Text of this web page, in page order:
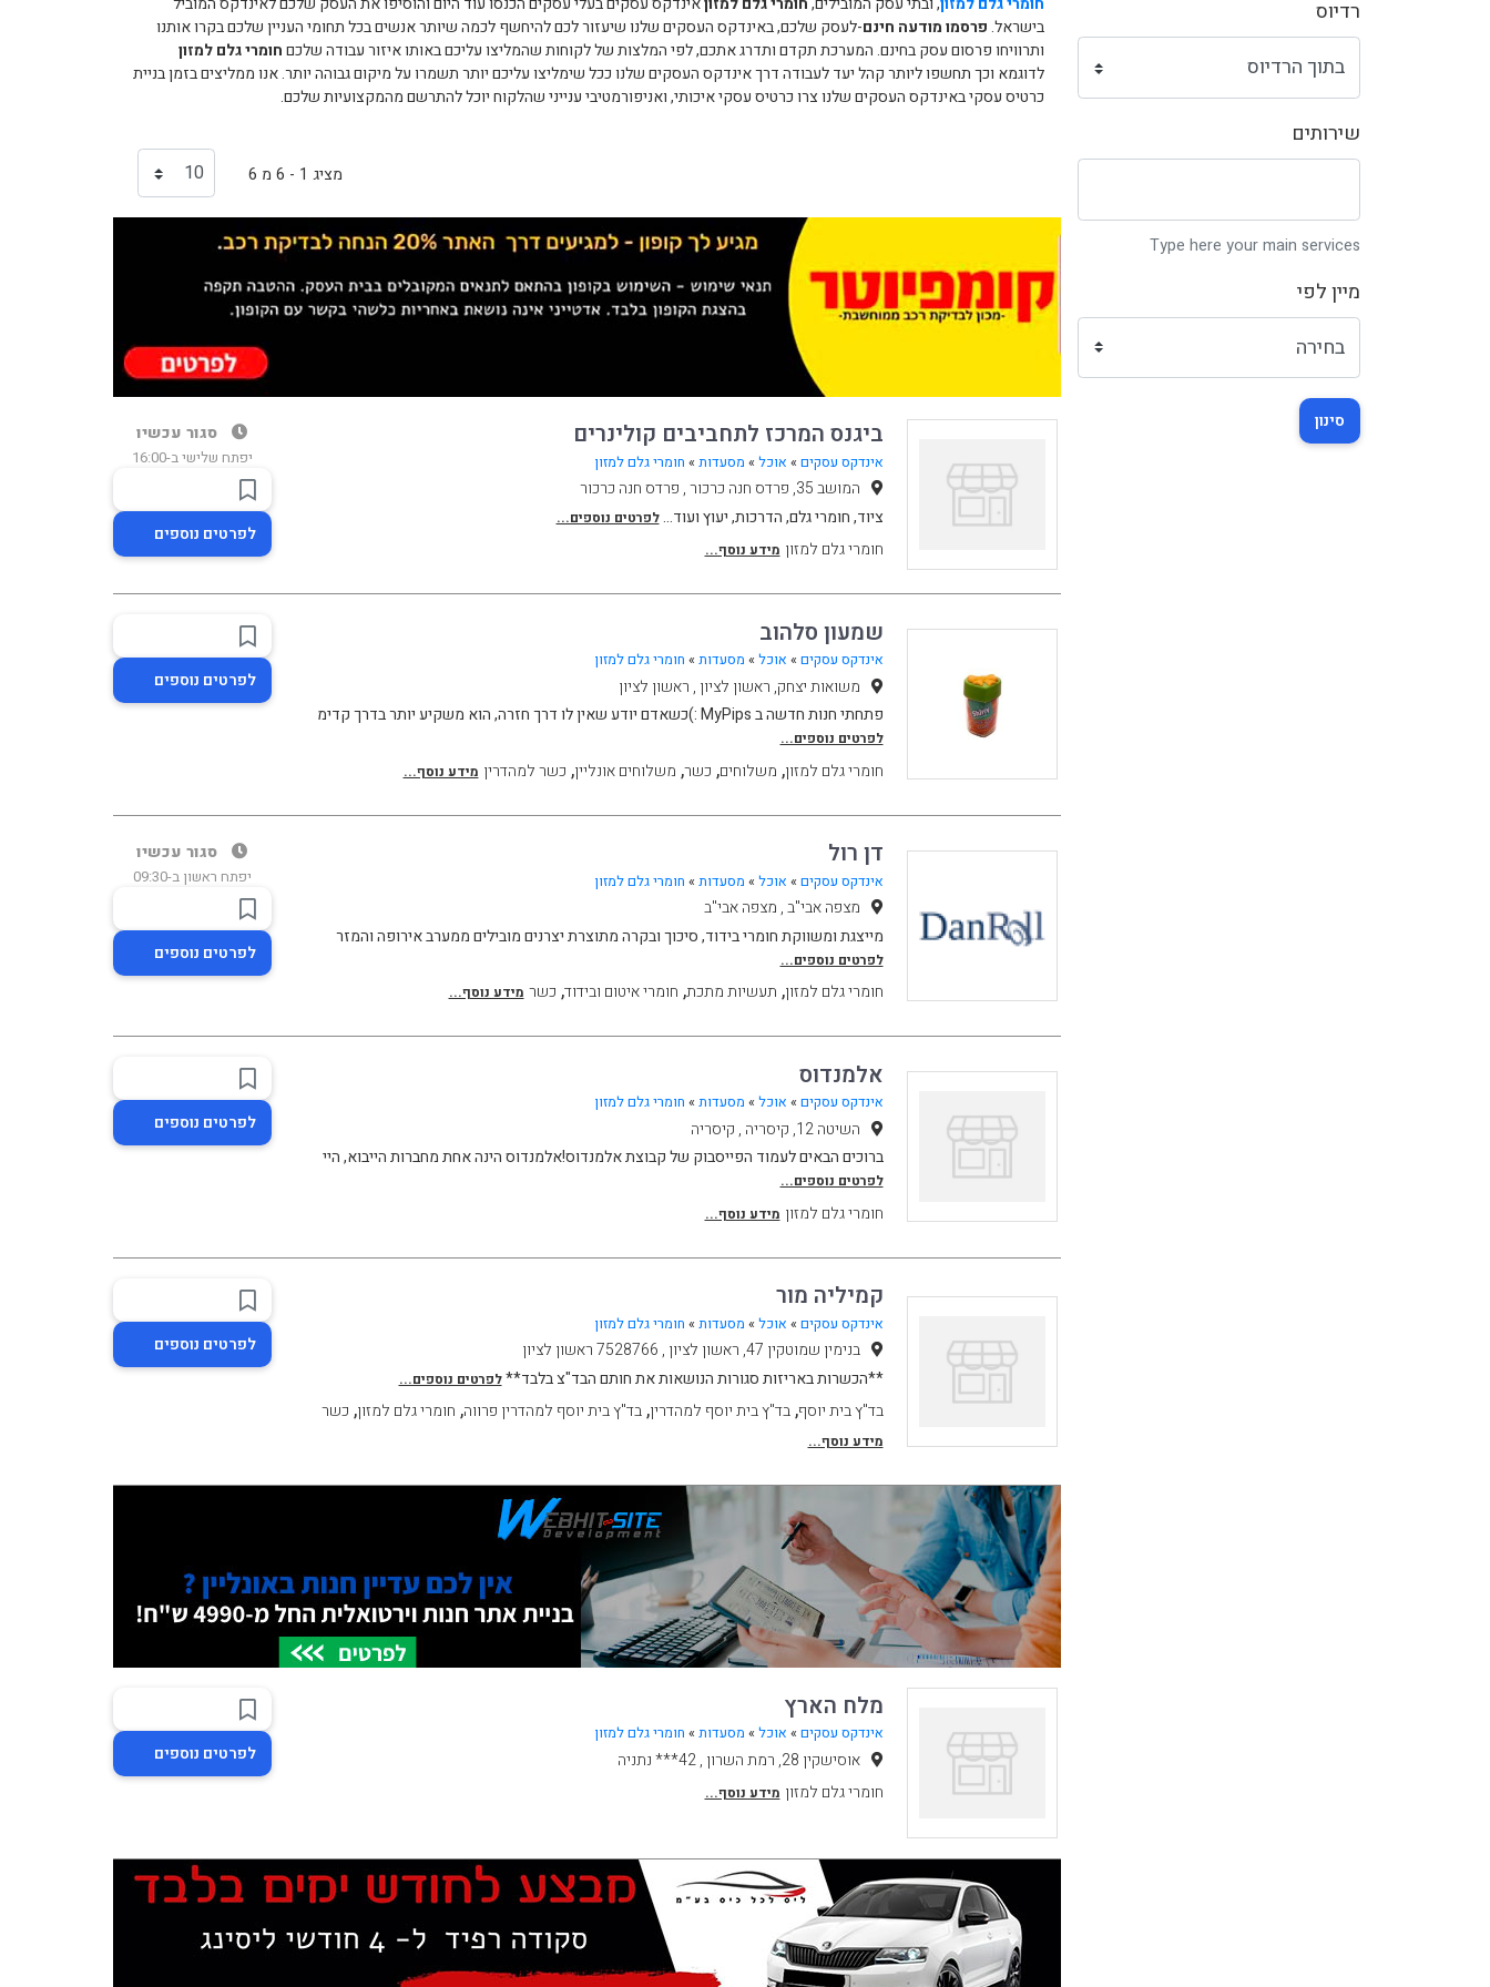
רדיוס
שירותים
Type here your main services
מיין לפי
סינון
בישראל.פרסמו מודעה חינם-לעסק שלכם, באינדקס העסקים שלנו שיעזור לכם להיחשף לכמה שיותר אנשים בכל תחומי העניין שלכם בקרו אותנו
ותרוויחו פרסום עסק בחינם. המערכת תקדם ותדרג אתכם, לפי המלצות של לקוחות שהמליצו עליכם באותו איזור עבודה שלכםחומרי גלם למזון
לדוגמא וכך תחשפו ליותר קהל יעד לעבודה דרך אינדקס העסקים שלנו ככל שימליצו עליכם יותר תשמרו על מיקום גבוהה יותר. אנו ממליצים בזמן בניית
כרטיס עסקי באינדקס העסקים שלנו צרו כרטיס עסקי איכותי, ואניפורמטיבי ענייני שהלקוח יוכל להתרשם מהמקצועיות שלכם.
מציג 1 - 6 מ 6
ביגנס המרכז לתחביבים קולינרים
אינדקס עסקים » אוכל » מסעדות » חומרי גלם למזון
המושב 35, פרדס חנה כרכור , פרדס חנה כרכור
ציוד, חומרי גלם, הדרכות, יעוץ ועוד...לפרטים נוספים...
חומרי גלם למזון מידע נוסף...
סגור עכשיו
יפתח שלישי ב-16:00
לפרטים נוספים
שמעון סלהוב
אינדקס עסקים » אוכל » מסעדות » חומרי גלם למזון
משואות יצחק, ראשון לציון , ראשון לציון
פתחתי חנות חדשה ב MyPips :)כשאדם יודע שאין לו דרך חזרה, הוא משקיע יותר בדרך קדימ
לפרטים נוספים...
חומרי גלם למזון, משלוחים, כשר, משלוחים אונליין, כשר למהדרין מידע נוסף...
לפרטים נוספים
דן רול
אינדקס עסקים » אוכל » מסעדות » חומרי גלם למזון
מצפה אבי"ב , מצפה אבי"ב
מייצגת ומשווקת חומרי בידוד, סיכוך ובקרה מתוצרת יצרנים מובילים ממערב אירופה והמזר
לפרטים נוספים...
חומרי גלם למזון, תעשיות מתכת, חומרי איטום ובידוד, כשר מידע נוסף...
סגור עכשיו
יפתח ראשון ב-09:30
לפרטים נוספים
אלמנדוס
אינדקס עסקים » אוכל » מסעדות » חומרי גלם למזון
השיטה 12, קיסריה , קיסריה
ברוכים הבאים לעמוד הפייסבוק של קבוצת אלמנדוס!אלמנדוס הינה אחת מחברות הייבוא, היי
לפרטים נוספים...
חומרי גלם למזון מידע נוסף...
לפרטים נוספים
קמיליה מור
אינדקס עסקים » אוכל » מסעדות » חומרי גלם למזון
בנימין שמוטקין 47, ראשון לציון , 7528766 ראשון לציון
**הכשרות באריזות סגורות הנושאות את חותם הבד"צ בלבד**לפרטים נוספים...
בד"ץ בית יוסף,בד"ץ בית יוסף למהדרין,בד"ץ בית יוסף למהדרין פרווה, חומרי גלם למזון, כשר
מידע נוסף...
לפרטים נוספים
מלח הארץ
אינדקס עסקים » אוכל » מסעדות » חומרי גלם למזון
אוסישקין 28, רמת השרון , 42*** נתניה
חומרי גלם למזון מידע נוסף...
לפרטים נוספים